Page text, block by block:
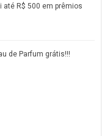
até R$ 500 em prêmios
de Parfum grátis!!!